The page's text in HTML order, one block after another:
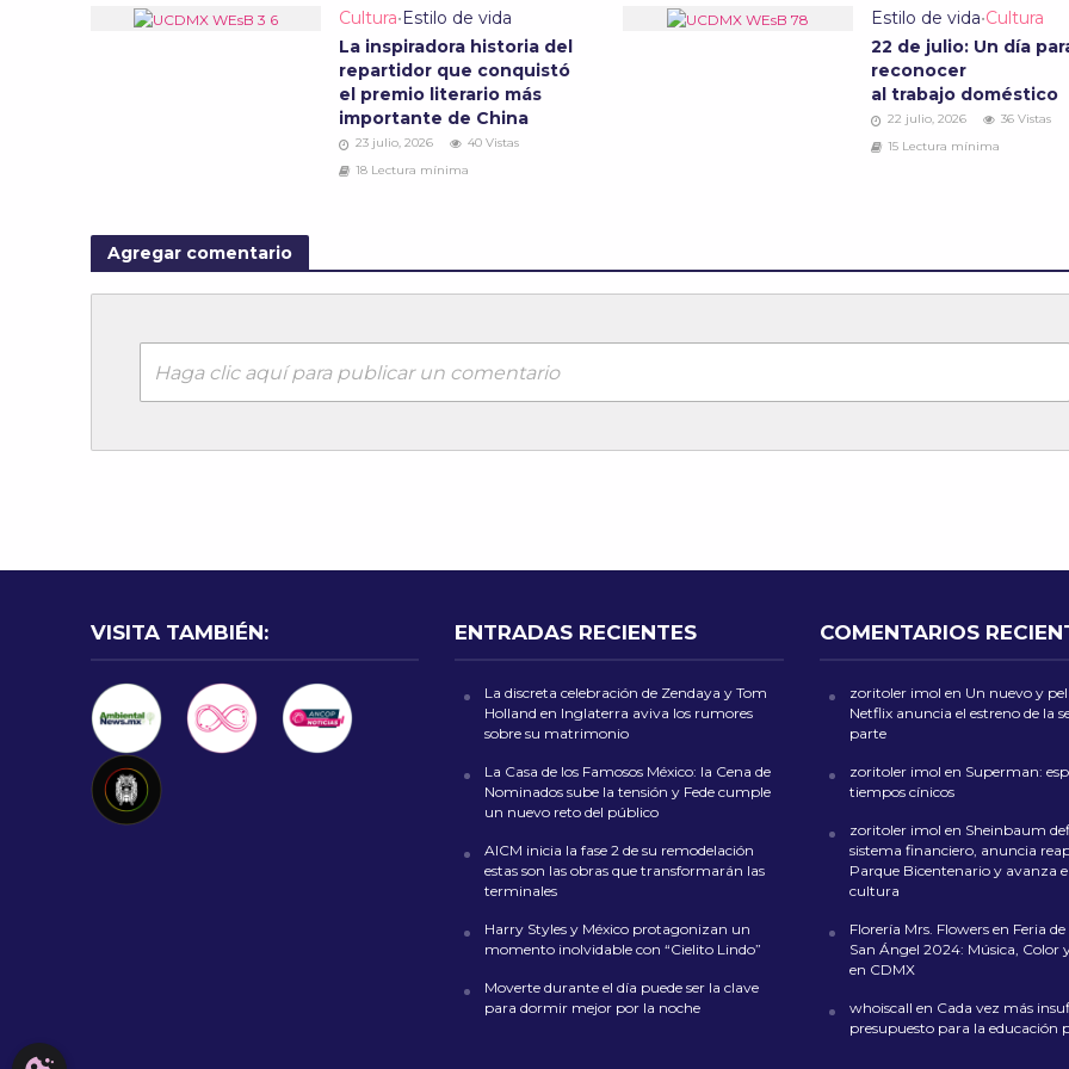
Cultura• Estilo de vida
La inspiradora historia del
repartidor que conquistó
el premio literario más
importante de China
23 julio, 2026
40 Vistas
18 Lectura mínima
Estilo de vida•Cultura
22 de julio: Un día
reconocer
al trabajo doméstico
22 julio, 2026
36 Vistas
15 Lectura mínima
Agregar comentario
Haga clic aquí para publicar un comentario
VISITA TAMBIÉN: ENTRADAS RECIENTES
La discreta celebración de Zendaya y Tom
Holland en Inglaterra aviva los rumores
sobre su matrimonio
La Casa de los Famosos México: la Cena de
Nominados sube la tensión y Fede cumple
un nuevo reto del público
AICM inicia la fase 2 de su remodelación
estas son las obras que transformarán las
terminales
Harry Styles y México protagonizan un
momento inolvidable con “Cielito Lindo”
Moverte durante el día puede ser la clave
para dormir mejor por la noche
COMENTARIOS
zoritoler imol en Un nuevo y
Netflix anuncia el estreno de la
parte
zoritoler imol en Superman:
tiempos cínicos
zoritoler imol en Sheinbaum
sistema financiero, anuncia
Parque Bicentenario y avanza
cultura
Florería Mrs. Flowers en Feria
San Ángel 2024: Música, Color
en CDMX
whoiscall en Cada vez más
presupuesto para la educación